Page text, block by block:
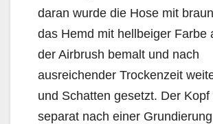
daran wurde die Hose mit
das Hemd mit hellbeiger Farbe
der Airbrush bemalt und nach
ausreichender Trockenzeit
und Schatten gesetzt. Der Kopf
separat nach einer